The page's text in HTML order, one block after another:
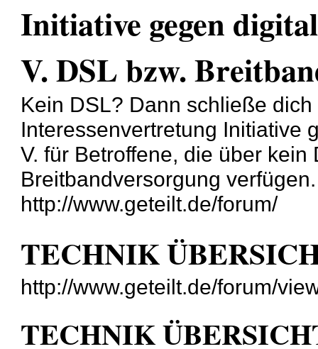
Initiative gegen
V. DSL bzw.
Kein DSL? Dann schließe
Interessenvertretung Initiative
V. für Betroffene, die über
Breitbandversorgung verfügen.
http://www.geteilt.de/forum/
TECHNIK
http://www.geteilt.de/forum/
TECHNIK